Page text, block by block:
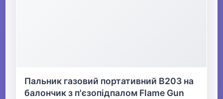
Пальник газовий портативний B203 на
балончик з п'єзопідпалом Flame Gun